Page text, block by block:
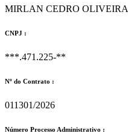
MIRLAN CEDRO OLIVEIRA
CNPJ :
***.471.225-**
Nº do Contrato :
011301/2026
Número Processo Administrativo :